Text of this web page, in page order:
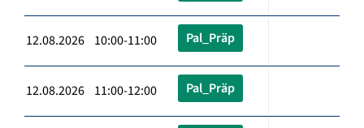
12.08.2026 10:00-11:00 Pal_Präp
12.08.2026 11:00-12:00 Pal_Präp